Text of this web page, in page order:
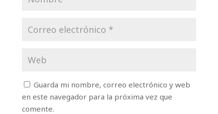
Guarda mi nombre, correo electrónico y web
en este navegador para la próxima vez que
comente.